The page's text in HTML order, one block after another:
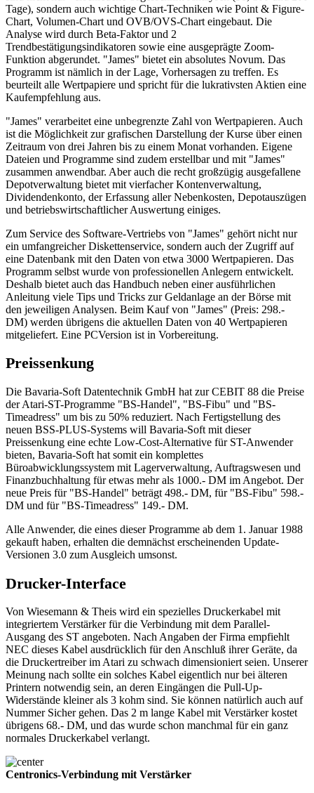
Tage), sondern auch wichtige Chart-Techniken wie Point & Figure-
Chart, Volumen-Chart und OVB/OVS-Chart eingebaut. Die
Analyse wird durch Beta-Faktor und 2
Trendbestätigungsindikatoren sowie eine ausgeprägte Zoom-
Funktion abgerundet. "James" bietet ein absolutes Novum. Das
Programm ist nämlich in der Lage, Vorhersagen zu treffen. Es
beurteilt alle Wertpapiere und spricht für die lukrativsten Aktien eine
Kaufempfehlung aus.
"James" verarbeitet eine unbegrenzte Zahl von Wertpapieren. Auch
ist die Möglichkeit zur grafischen Darstellung der Kurse über einen
Zeitraum von drei Jahren bis zu einem Monat vorhanden. Eigene
Dateien und Programme sind zudem erstellbar und mit "James"
zusammen anwendbar. Aber auch die recht großzügig ausgefallene
Depotverwaltung bietet mit vierfacher Kontenverwaltung,
Dividendenkonto, der Erfassung aller Nebenkosten, Depotauszügen
und betriebswirtschaftlicher Auswertung einiges.
Zum Service des Software-Vertriebs von "James" gehört nicht nur
ein umfangreicher Diskettenservice, sondern auch der Zugriff auf
eine Datenbank mit den Daten von etwa 3000 Wertpapieren. Das
Programm selbst wurde von professionellen Anlegern entwickelt.
Deshalb bietet auch das Handbuch neben einer ausführlichen
Anleitung viele Tips und Tricks zur Geldanlage an der Börse mit
den jeweiligen Analysen. Beim Kauf von "James" (Preis: 298.-
DM) werden übrigens die aktuellen Daten von 40 Wertpapieren
mitgeliefert. Eine PCVersion ist in Vorbereitung.
Preissenkung
Die Bavaria-Soft Datentechnik GmbH hat zur CEBIT 88 die Preise
der Atari-ST-Programme "BS-Handel", "BS-Fibu" und "BS-
Timeadress" um bis zu 50% reduziert. Nach Fertigstellung des
neuen BSS-PLUS-Systems will Bavaria-Soft mit dieser
Preissenkung eine echte Low-Cost-Alternative für ST-Anwender
bieten, Bavaria-Soft hat somit ein komplettes
Büroabwicklungssystem mit Lagerverwaltung, Auftragswesen und
Finanzbuchhaltung für etwas mehr als 1000.- DM im Angebot. Der
neue Preis für "BS-Handel" beträgt 498.- DM, für "BS-Fibu" 598.-
DM und für "BS-Timeadress" 149.- DM.
Alle Anwender, die eines dieser Programme ab dem 1. Januar 1988
gekauft haben, erhalten die demnächst erscheinenden Update-
Versionen 3.0 zum Ausgleich umsonst.
Drucker-Interface
Von Wiesemann & Theis wird ein spezielles Druckerkabel mit
integriertem Verstärker für die Verbindung mit dem Parallel-
Ausgang des ST angeboten. Nach Angaben der Firma empfiehlt
NEC dieses Kabel ausdrücklich für den Anschluß ihrer Geräte, da
die Druckertreiber im Atari zu schwach dimensioniert seien. Unserer
Meinung nach sollte ein solches Kabel eigentlich nur bei älteren
Printern notwendig sein, an deren Eingängen die Pull-Up-
Widerstände kleiner als 3 kohm sind. Sie können natürlich auch auf
Nummer Sicher gehen. Das 2 m lange Kabel mit Verstärker kostet
übrigens 68.- DM, und das wurde schon manchmal für ein ganz
normales Druckerkabel verlangt.
Centronics-Verbindung mit Verstärker